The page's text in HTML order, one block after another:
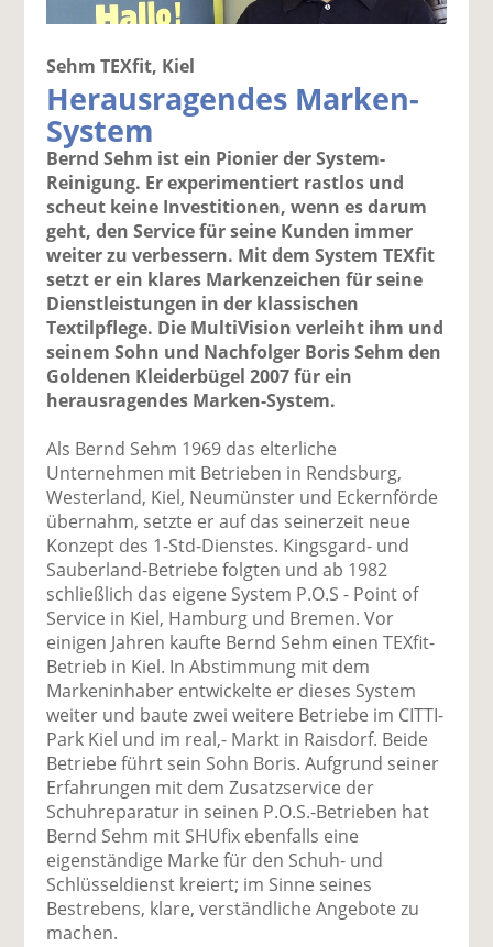
Sehm TEXfit, Kiel
Herausragendes Marken-
System
Bernd Sehm ist ein Pionier der System-
Reinigung. Er experimentiert rastlos und
scheut keine Investitionen, wenn es darum
geht, den Service für seine Kunden immer
weiter zu verbessern. Mit dem System TEXfit
setzt er ein klares Markenzeichen für seine
Dienstleistungen in der klassischen
Textilpflege. Die MultiVision verleiht ihm und
seinem Sohn und Nachfolger Boris Sehm den
Goldenen Kleiderbügel 2007 für ein
herausragendes Marken-System.
Als Bernd Sehm 1969 das elterliche
Unternehmen mit Betrieben in Rendsburg,
Westerland, Kiel, Neumünster und Eckernförde
übernahm, setzte er auf das seinerzeit neue
Konzept des 1-Std-Dienstes. Kingsgard- und
Sauberland-Betriebe folgten und ab 1982
schließlich das eigene System P.O.S - Point of
Service in Kiel, Hamburg und Bremen. Vor
einigen Jahren kaufte Bernd Sehm einen TEXfit-
Betrieb in Kiel. In Abstimmung mit dem
Markeninhaber entwickelte er dieses System
weiter und baute zwei weitere Betriebe im CITTI-
Park Kiel und im real,- Markt in Raisdorf. Beide
Betriebe führt sein Sohn Boris. Aufgrund seiner
Erfahrungen mit dem Zusatzservice der
Schuhreparatur in seinen P.O.S.-Betrieben hat
Bernd Sehm mit SHUfix ebenfalls eine
eigenständige Marke für den Schuh- und
Schlüsseldienst kreiert; im Sinne seines
Bestrebens, klare, verständliche Angebote zu
machen.